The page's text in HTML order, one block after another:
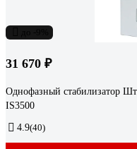
31 670 ₽
Однофазный стабилизатор
IS3500
4.9(40)